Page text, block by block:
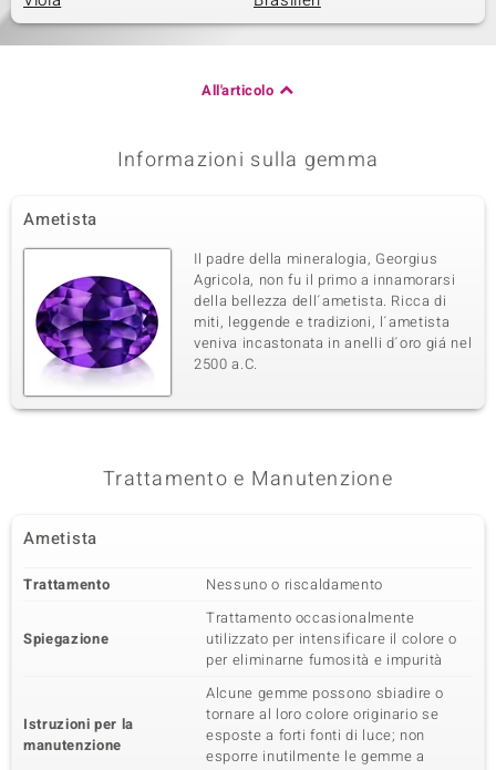
All'articolo
Informazioni sulla gemma
Ametista
Il padre della mineralogia, Georgius
Agricola, non fu il primo a innamorarsi
della bellezza dell´ametista. Ricca di
miti, leggende e tradizioni, l´ametista
veniva incastonata in anelli d´oro giá nel
2500 a.C.
Trattamento e Manutenzione
Ametista
Trattamento Nessuno o riscaldamento
Spiegazione
Trattamento occasionalmente
utilizzato per intensificare il colore o
per eliminarne fumosità e impurità
Istruzioni per la
manutenzione
Alcune gemme possono sbiadire o
tornare al loro colore originario se
esposte a forti fonti di luce; non
esporre inutilmente le gemme a